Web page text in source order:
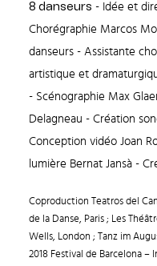
8 danseurs - Idée et
Chorégraphie Marcos
danseurs - Assistante
artistique et
- Scénographie Max
Delagneau - Création
Conception vidéo Joan
lumière Bernat Jansà -
Coproduction Teatros del
de la Danse, Paris ; Les
Wells, London ; Tanz im
2018 Festival de Barcelona